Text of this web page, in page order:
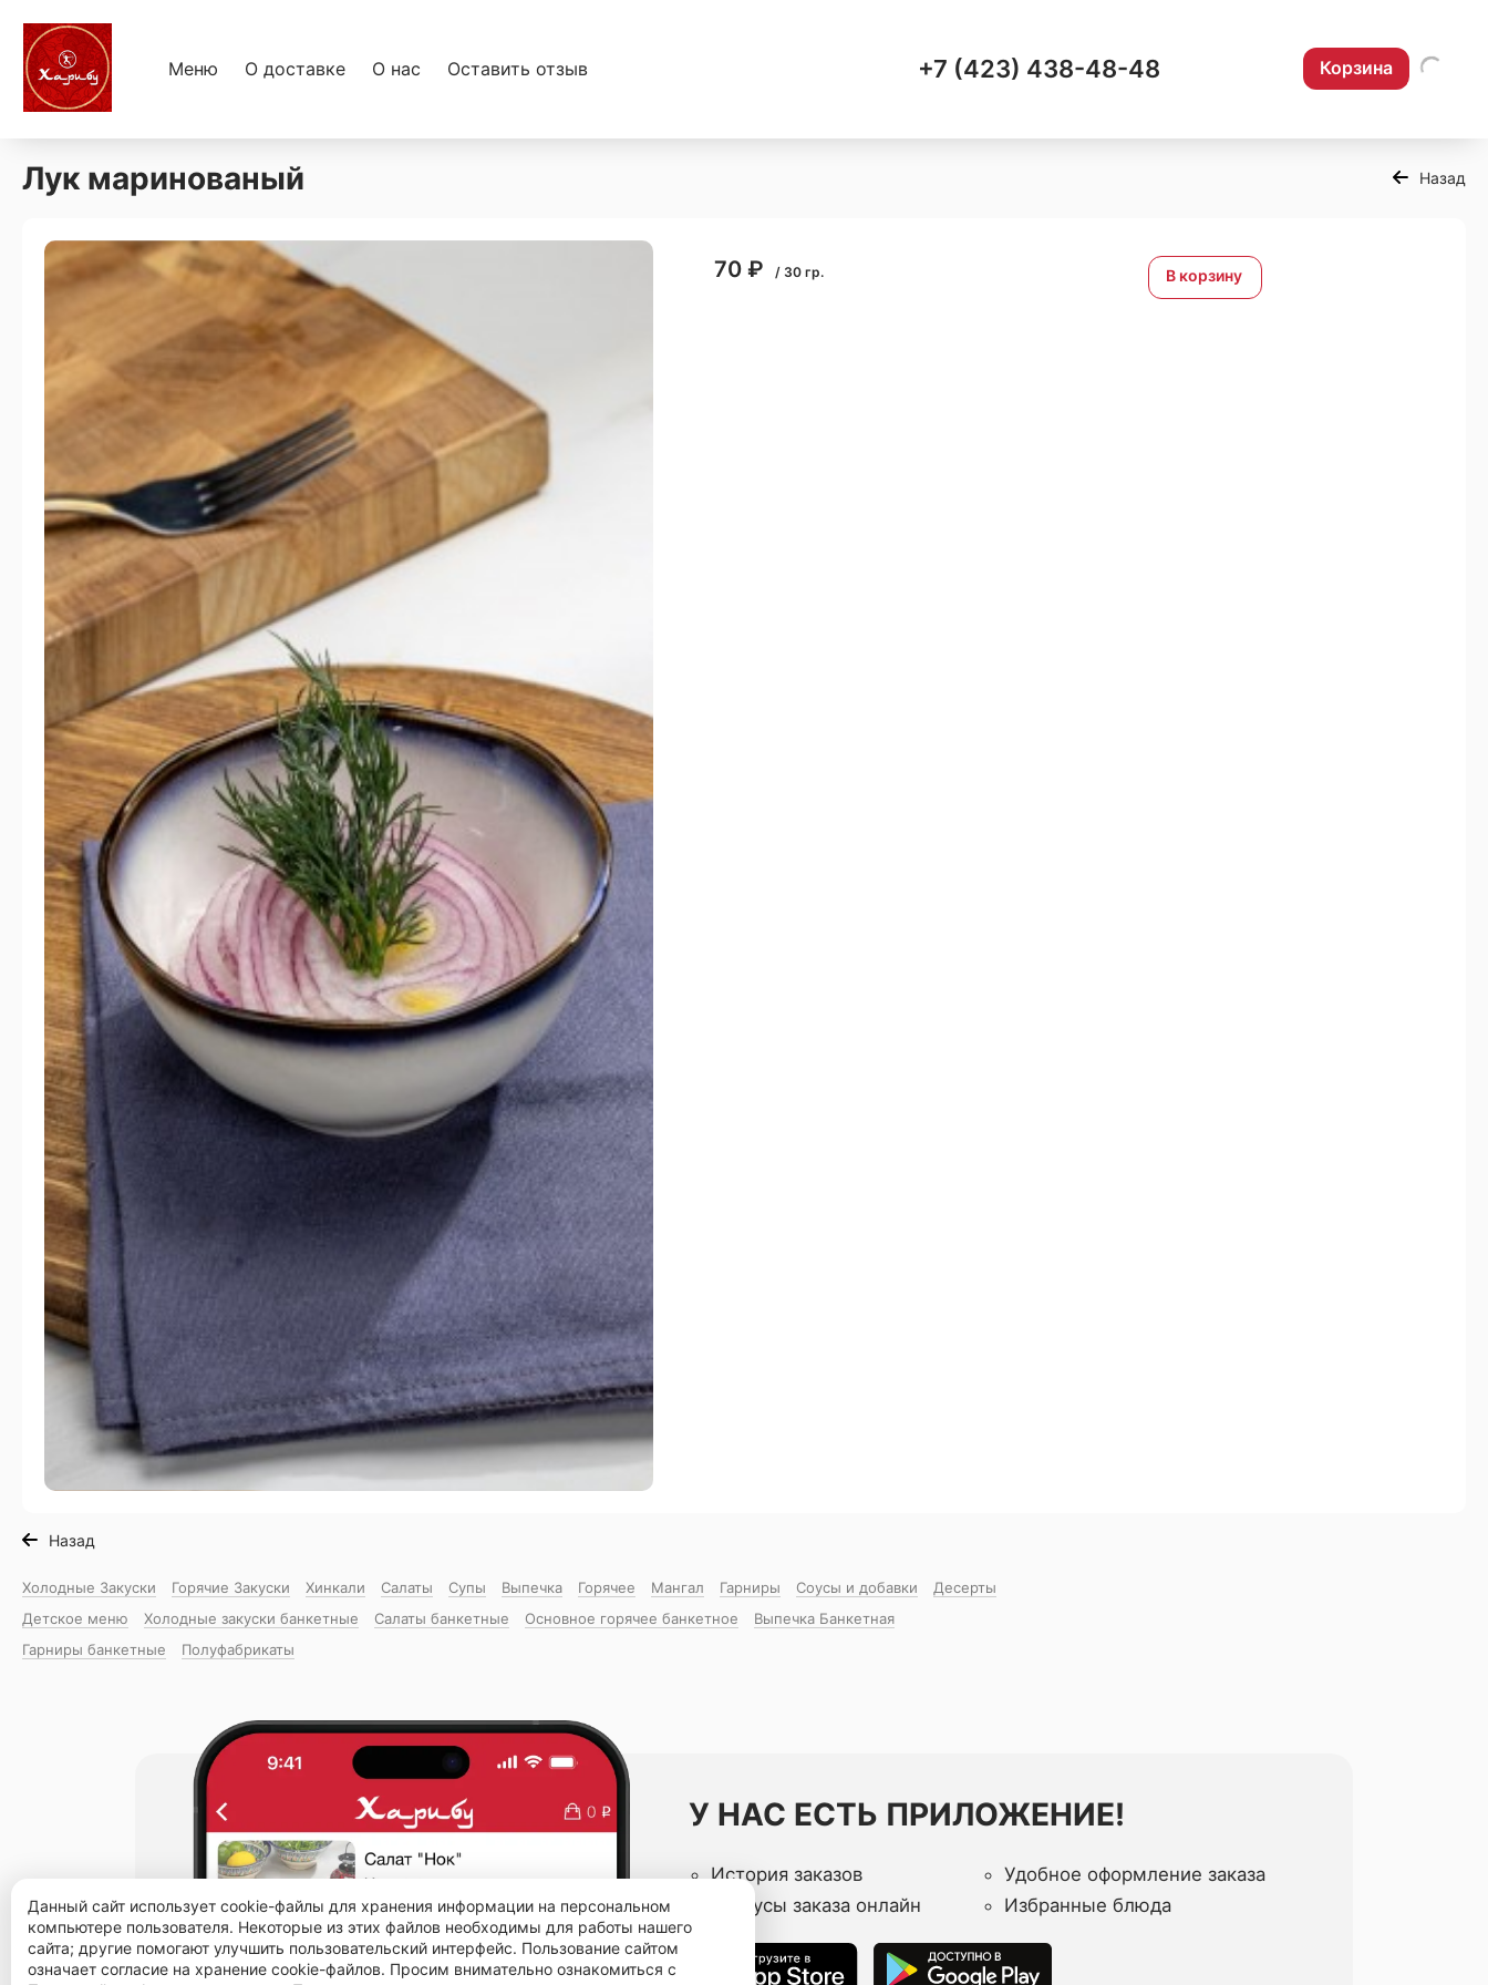
Меню О доставке О нас Оставить отзыв +7 (423) 438-48-48 Корзина
Лук маринованый Назад
70 ₽ / 30 гр. В корзину
Назад
Холодные Закуски Горячие Закуски Хинкали Салаты Супы Выпечка Горячее Мангал Гарниры Соусы и добавки
Десерты
Детское меню
Холодные закуски банкетные Салаты банкетные Основное горячее банкетное
Выпечка Банкетная
Гарниры банкетные
Полуфабрикаты
У НАС ЕСТЬ ПРИЛОЖЕНИЕ!
История заказов
Удобное оформление заказа
Статусы заказа онлайн
Избранные блюда
Данный сайт использует cookie-файлы для хранения информации на персональном
компьютере пользователя. Некоторые из этих файлов необходимы для работы нашего
сайта; другие помогают улучшить пользовательский интерфейс. Пользование сайтом
означает согласие на хранение cookie-файлов. Просим внимательно ознакомиться с